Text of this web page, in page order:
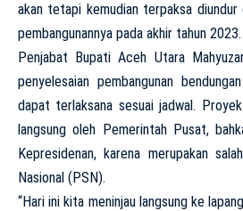
akan tetapi kemudian terpaksa diundur
pembangunannya pada akhir tahun 2023.
Penjabat Bupati Aceh Utara
penyelesaian pembangunan
dapat terlaksana sesuai jadwal.
langsung oleh Pemerintah Pusat,
Kepresidenan, karena merupakan
Nasional (PSN).
“Hari ini kita meninjau langsung ke